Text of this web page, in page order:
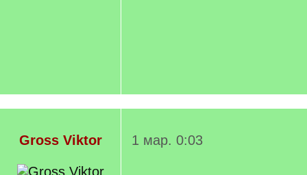
Gross Viktor 1 мар. 0:03